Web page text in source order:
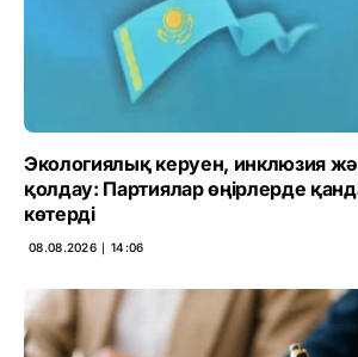
Экологиялық керуен, инклюзия
қолдау: Партиялар өңірлерде
көтерді
08.08.2026 ∣ 14:06